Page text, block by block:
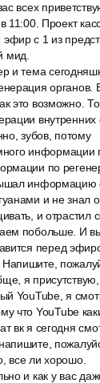
всех
11:00. Проект
с 1 из
мид.
и тема
органов.
это возможно.
внутренних
зубов, потому
информации
по
информацию
и не знал
и отрастил
побольше. И
перед
я присутствую,
YouTube, я
что YouTube
вк я сегодня
все ли хорошо.
и как у вас